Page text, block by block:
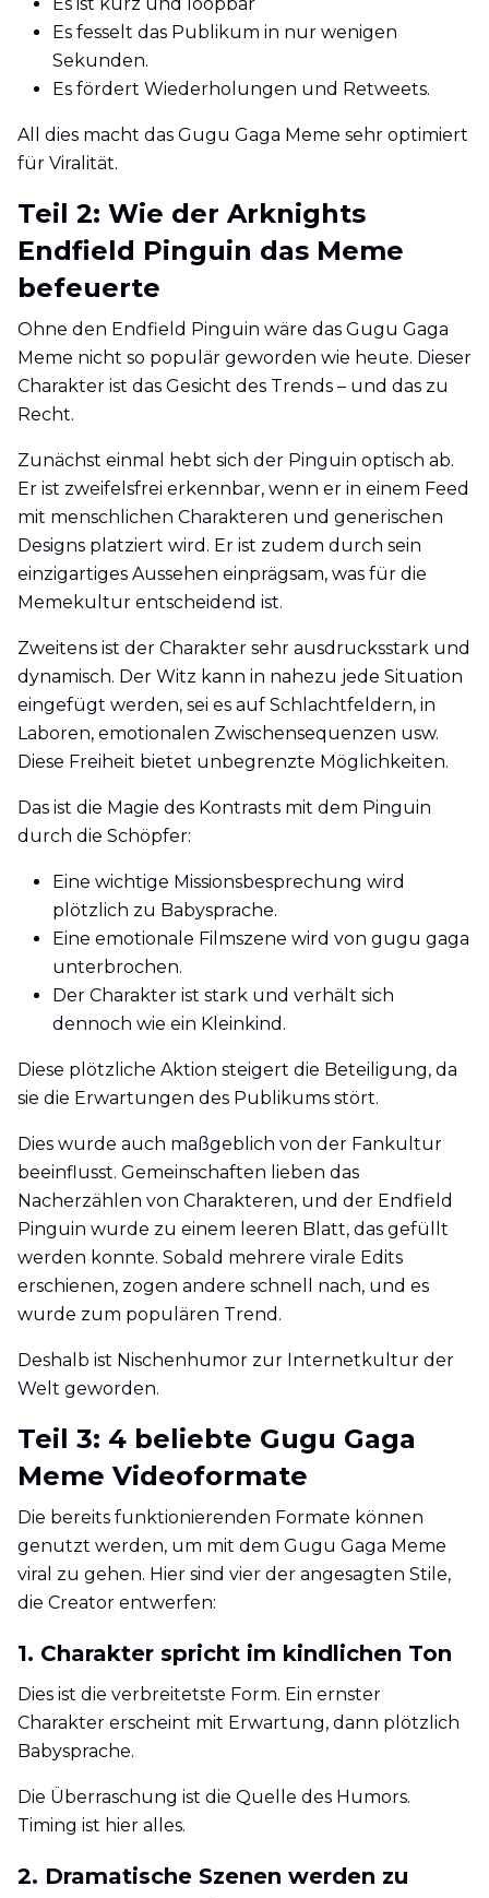
Es fesselt das Publikum in nur wenigen
Sekunden.
Es fördert Wiederholungen und Retweets.
All dies macht das Gugu Gaga Meme sehr optimiert
für Viralität.
Teil 2: Wie der Arknights
Endfield Pinguin das Meme
befeuerte
Ohne den Endfield Pinguin wäre das Gugu Gaga
Meme nicht so populär geworden wie heute. Dieser
Charakter ist das Gesicht des Trends – und das zu
Recht.
Zunächst einmal hebt sich der Pinguin optisch ab.
Er ist zweifelsfrei erkennbar, wenn er in einem Feed
mit menschlichen Charakteren und generischen
Designs platziert wird. Er ist zudem durch sein
einzigartiges Aussehen einprägsam, was für die
Memekultur entscheidend ist.
Zweitens ist der Charakter sehr ausdrucksstark und
dynamisch. Der Witz kann in nahezu jede Situation
eingefügt werden, sei es auf Schlachtfeldern, in
Laboren, emotionalen Zwischensequenzen usw.
Diese Freiheit bietet unbegrenzte Möglichkeiten.
Das ist die Magie des Kontrasts mit dem Pinguin
durch die Schöpfer:
Eine wichtige Missionsbesprechung wird
plötzlich zu Babysprache.
Eine emotionale Filmszene wird von gugu gaga
unterbrochen.
Der Charakter ist stark und verhält sich
dennoch wie ein Kleinkind.
Diese plötzliche Aktion steigert die Beteiligung, da
sie die Erwartungen des Publikums stört.
Dies wurde auch maßgeblich von der Fankultur
beeinflusst. Gemeinschaften lieben das
Nacherzählen von Charakteren, und der Endfield
Pinguin wurde zu einem leeren Blatt, das gefüllt
werden konnte. Sobald mehrere virale Edits
erschienen, zogen andere schnell nach, und es
wurde zum populären Trend.
Deshalb ist Nischenhumor zur Internetkultur der
Welt geworden.
Teil 3: 4 beliebte Gugu Gaga
Meme Videoformate
Die bereits funktionierenden Formate können
genutzt werden, um mit dem Gugu Gaga Meme
viral zu gehen. Hier sind vier der angesagten Stile,
die Creator entwerfen:
1. Charakter spricht im kindlichen Ton
Dies ist die verbreitetste Form. Ein ernster
Charakter erscheint mit Erwartung, dann plötzlich
Babysprache.
Die Überraschung ist die Quelle des Humors.
Timing ist hier alles.
2. Dramatische Szenen werden zu